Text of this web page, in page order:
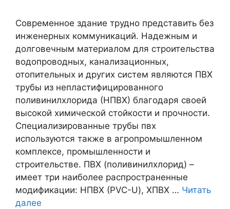
Современное здание трудно представить без
инженерных коммуникаций. Надежным и
долговечным материалом для строительства
водопроводных, канализационных,
отопительных и других систем являются ПВХ
трубы из непластифицированного
поливинилхлорида (НПВХ) благодаря своей
высокой химической стойкости и прочности.
Специализированные трубы пвх
используются также в агропромышленном
комплексе, промышленности и
строительстве. ПВХ (поливинилхлорид) –
имеет три наиболее распространенные
модификации: НПВХ (PVC-U), ХПВХ … Читать
далее